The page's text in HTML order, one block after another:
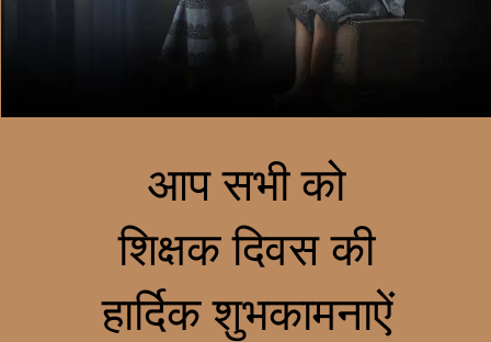
आप सभी को
शिक्षक दिवस की
हार्दिक शुभकामनाऐं